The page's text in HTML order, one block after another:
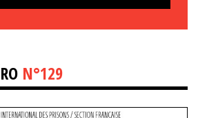
N°129